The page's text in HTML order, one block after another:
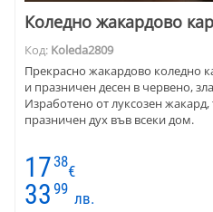
Коледно жакардово
Код: Koleda2809
Прекрасно жакардово коледно
и празничен десен в червено,
Изработено от луксозен
празничен дух във всеки дом.
17 38
€
33 99
лв.